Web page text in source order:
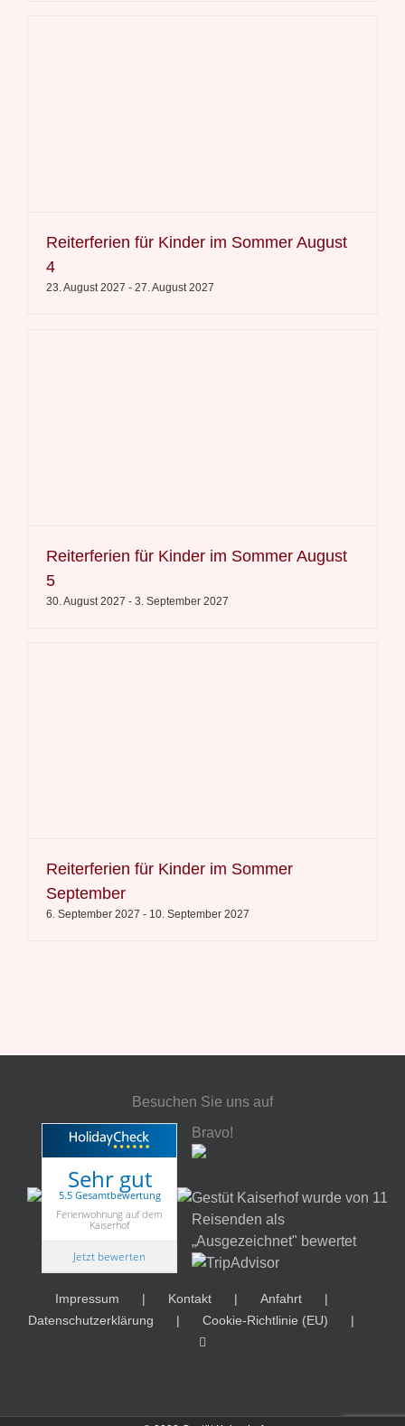
Reiterferien für Kinder im Sommer August
4
23. August 2027 - 27. August 2027
Reiterferien für Kinder im Sommer August
5
30. August 2027 - 3. September 2027
Reiterferien für Kinder im Sommer
September
6. September 2027 - 10. September 2027
Besuchen Sie uns auf
Sehr gut
5.5 Gesamtbewertung
Ferienwohnung auf dem
Kaiserhof
Jetzt bewerten
Bravo!
Gestüt Kaiserhof wurde von 11
Reisenden als
„Ausgezeichnet" bewertet
Impressum Kontakt
Anfahrt
Datenschutzerklärung
Cookie-Richtlinie (EU)